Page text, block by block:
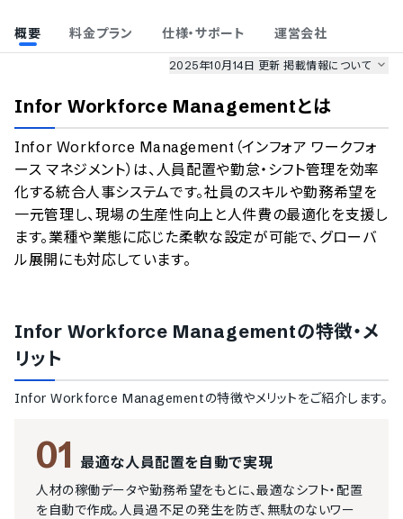
概要 料金プラン 仕様・サポート 運営会社
2025年10月14日 更新掲載情報について
のサービス情報は、一部PRONIアイミツSaaS
のサービスデータを参照しています。
情報更新者：人事DX最強ナビ編集部 情報取得元 掲載修正依頼
Infor Workforce Managementとは
Infor Workforce Management（インフォア ワークフォ
ース マネジメント）は、人員配置や勤怠・シフト管理を効率
化する統合人事システムです。社員のスキルや勤務希望を
一元管理し、現場の生産性向上と人件費の最適化を支援し
ます。業種や業態に応じた柔軟な設定が可能で、グローバ
ル展開にも対応しています。
Infor Workforce Managementの特徴・メ
リット
Infor Workforce Managementの特徴やメリットをご紹介します。
01 最適な人員配置を自動で実現
人材の稼働データや勤務希望をもとに、最適なシフト・配置
を自動で作成。人員過不足の発生を防ぎ、無駄のないワー